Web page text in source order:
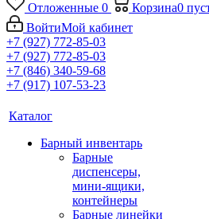
Отложенные 0 Корзина0
ВойтиМой кабинет
+7 (927) 772-85-03
+7 (927) 772-85-03
+7 (846) 340-59-68
+7 (917) 107-53-23
Каталог
Барный инвентарь
Барные
диспенсеры,
мини-ящики,
контейнеры
Барные линейки